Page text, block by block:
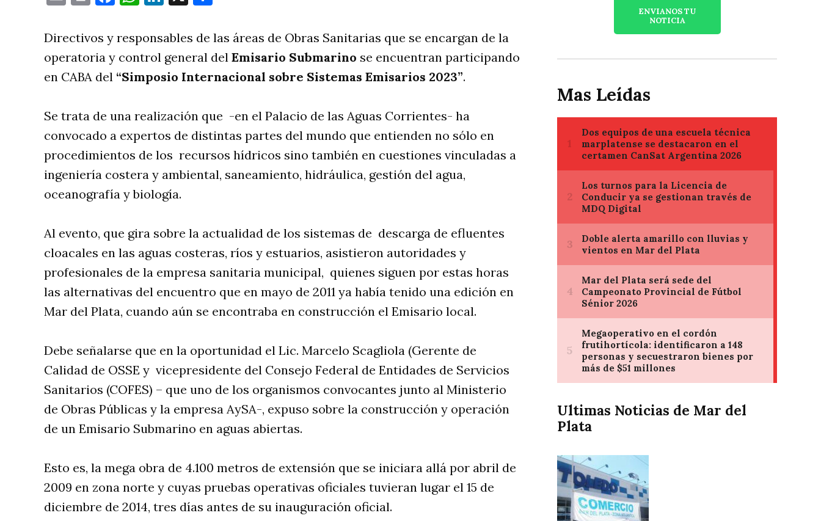
Directivos y responsables de las áreas de Obras Sanitarias que se encargan de la
operatoria y control general del Emisario Submarino se encuentran participando
en CABA del “Simposio Internacional sobre Sistemas Emisarios 2023”.
Se trata de una realización que -en el Palacio de las Aguas Corrientes- ha
convocado a expertos de distintas partes del mundo que entienden no sólo en
procedimientos de los recursos hídricos sino también en cuestiones vinculadas a
ingeniería costera y ambiental, saneamiento, hidráulica, gestión del agua,
oceanografía y biología.
Al evento, que gira sobre la actualidad de los sistemas de descarga de efluentes
cloacales en las aguas costeras, ríos y estuarios, asistieron autoridades y
profesionales de la empresa sanitaria municipal, quienes siguen por estas horas
las alternativas del encuentro que en mayo de 2011 ya había tenido una edición en
Mar del Plata, cuando aún se encontraba en construcción el Emisario local.
Debe señalarse que en la oportunidad el Lic. Marcelo Scagliola (Gerente de
Calidad de OSSE y vicepresidente del Consejo Federal de Entidades de Servicios
Sanitarios (COFES) – que uno de los organismos convocantes junto al Ministerio
de Obras Públicas y la empresa AySA-, expuso sobre la construcción y operación
de un Emisario Submarino en aguas abiertas.
Esto es, la mega obra de 4.100 metros de extensión que se iniciara allá por abril de
2009 en zona norte y cuyas pruebas operativas oficiales tuvieran lugar el 15 de
diciembre de 2014, tres días antes de su inauguración oficial.
ENVIANOS TU
NOTICIA
Mas Leídas
Ultimas Noticias de Mar del
Plata